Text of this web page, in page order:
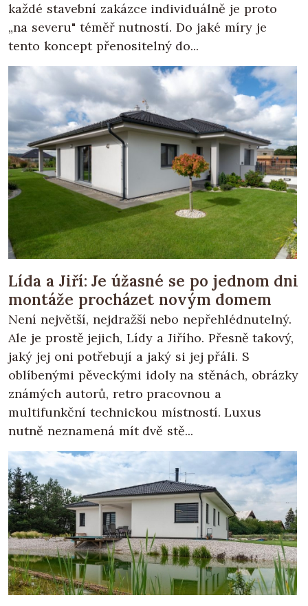
každé stavební zakázce individuálně je proto
„na severu" téměř nutností. Do jaké míry je
tento koncept přenositelný do...
Lída a Jiří: Je úžasné se po jednom dni
montáže procházet novým domem
Není největší, nejdražší nebo nepřehlédnutelný.
Ale je prostě jejich, Lídy a Jiřího. Přesně takový,
jaký jej oni potřebují a jaký si jej přáli. S
oblíbenými pěveckými idoly na stěnách, obrázky
známých autorů, retro pracovnou a
multifunkční technickou místností. Luxus
nutně neznamená mít dvě stě...